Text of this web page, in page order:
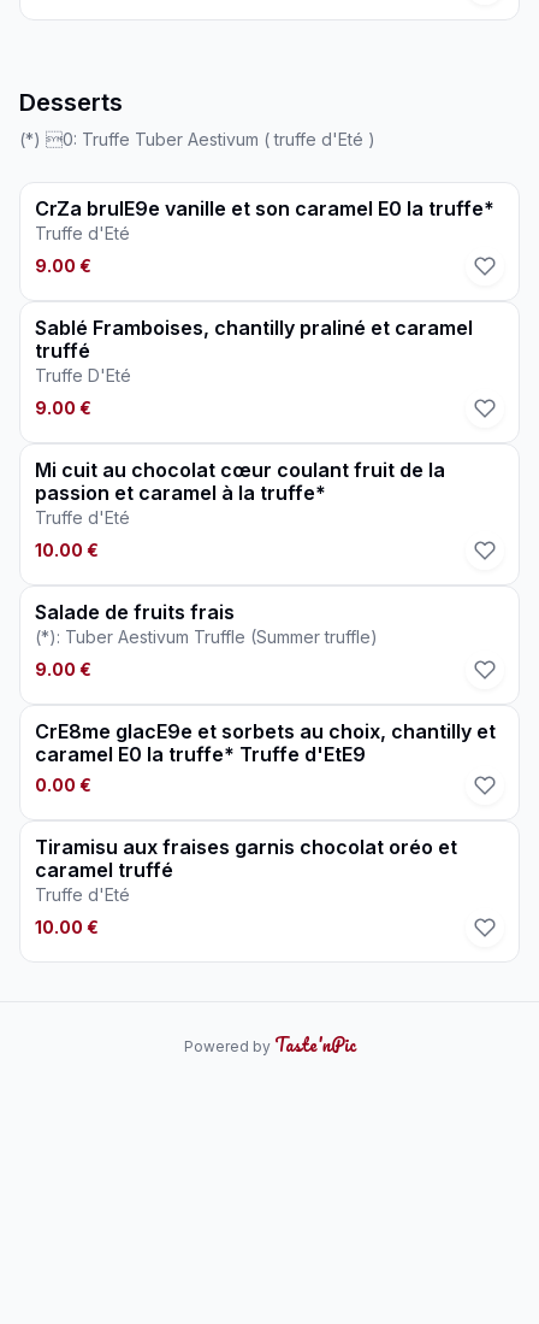
Desserts
(*) 0: Truffe Tuber Aestivum ( truffe d'Eté )
CrZa brulE9e vanille et son caramel E0 la truffe*
Truffe d'Eté
9.00 €
Sablé Framboises, chantilly praliné et caramel
truffé
Truffe D'Eté
9.00 €
Mi cuit au chocolat cœur coulant fruit de la
passion et caramel à la truffe*
Truffe d'Eté
10.00 €
Salade de fruits frais
(*): Tuber Aestivum Truffle (Summer truffle)
9.00 €
CrE8me glacE9e et sorbets au choix, chantilly et
caramel E0 la truffe* Truffe d'EtE9
0.00 €
Tiramisu aux fraises garnis chocolat oréo et
caramel truffé
Truffe d'Eté
10.00 €
Powered by Taste'nPic